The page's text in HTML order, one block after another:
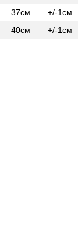
37см
+/-1см
40см +/-1см